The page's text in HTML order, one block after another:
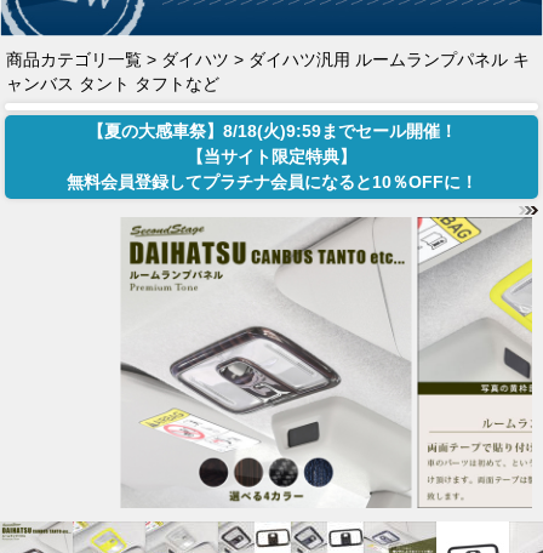
商品カテゴリ一覧 > ダイハツ > ダイハツ汎用 ルームランプパネル キ
ャンバス タント タフトなど
【夏の大感車祭】8/18(火)9:59までセール開催！
【当サイト限定特典】
無料会員登録してプラチナ会員になると10％OFFに！